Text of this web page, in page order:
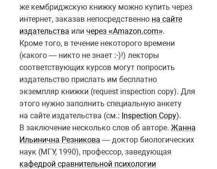
же кембриджскую книжку можно купить через
интернет, заказав непосредственно на сайте
издательства или через «Amazon.com».
Кроме того, в течение некоторого времени
(какого — никто не знает :-)!) лекторы
соответствующих курсов могут попросить
издательство прислать им бесплатно
экземпляр книжки (request inspection copy). Для
этого нужно заполнить специальную анкету
на сайте издательства (см.: Inspection Copy).
В заключение несколько слов об авторе. Жанна
Ильинична Резникова — доктор биологических
наук (МГУ, 1990), профессор, заведующая
кафедрой сравнительной психологии